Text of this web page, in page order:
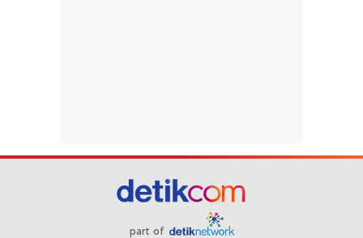
part of